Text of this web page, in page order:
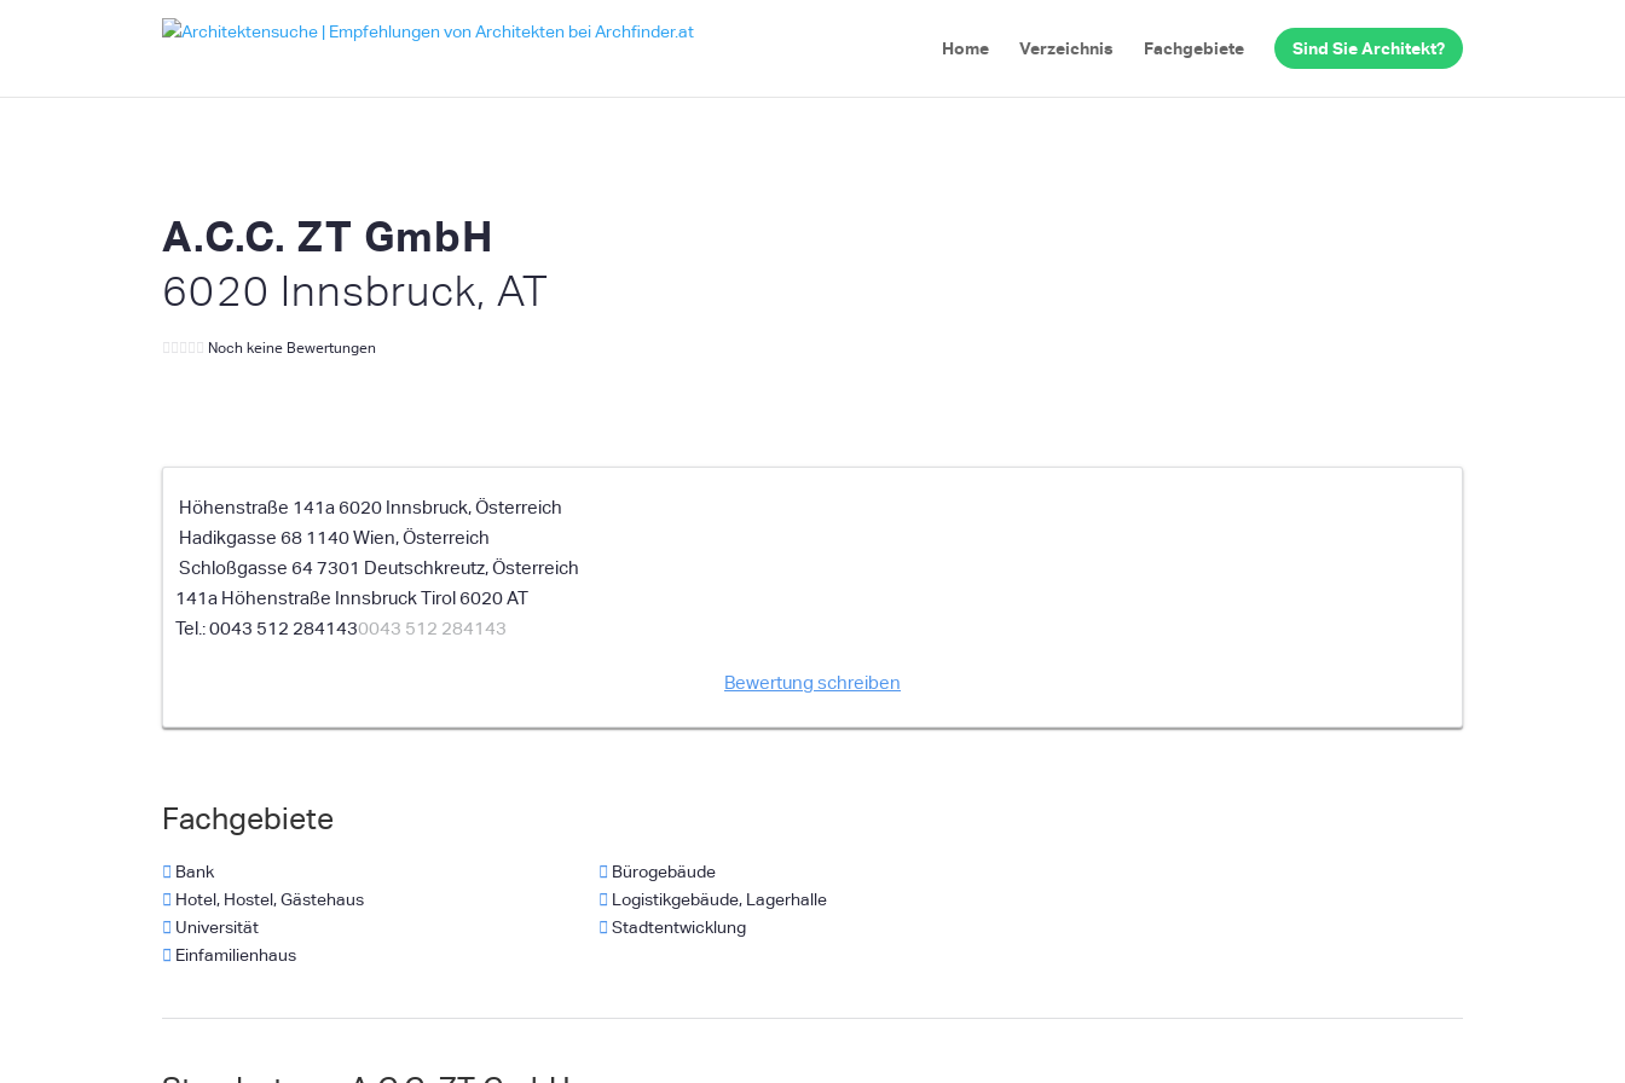
Home Verzeichnis Fachgebiete Sind Sie Architekt?
A.C.C. ZT GmbH
6020 Innsbruck, AT
Noch keine Bewertungen
Höhenstraße 141a 6020 Innsbruck, Österreich
Hadikgasse 68 1140 Wien, Österreich
Schloßgasse 64 7301 Deutschkreutz, Österreich
141a Höhenstraße Innsbruck Tirol 6020 AT
0043 512 2841430043 512 284143
Bewertung schreiben
Fachgebiete
Bank
Bürogebäude
Hotel, Hostel, Gästehaus
Logistikgebäude, Lagerhalle
Universität
Stadtentwicklung
Einfamilienhaus